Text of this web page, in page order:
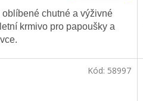
oblíbené chutné a výživné
krmivo pro papoušky a
Kód: 58997